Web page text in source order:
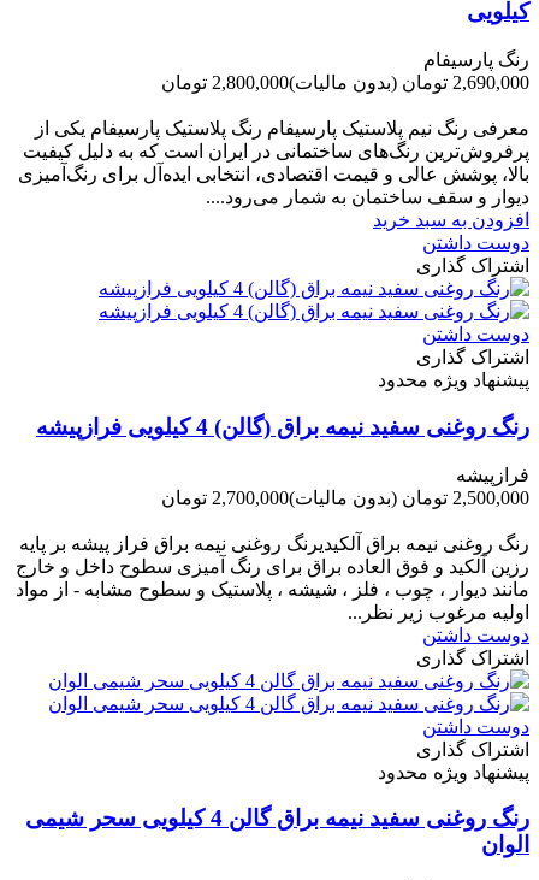
کیلویی
رنگ پارسیفام
2,690,000 تومان
(بدون مالیات)2,800,000 تومان
معرفی رنگ نیم پلاستیک پارسیفام رنگ پلاستیک پارسیفام یکی از
پرفروش‌ترین رنگ‌های ساختمانی در ایران است که به دلیل کیفیت
بالا، پوشش عالی و قیمت اقتصادی، انتخابی ایده‌آل برای رنگ‌آمیزی
دیوار و سقف ساختمان به شمار می‌رود....
افزودن به سبد خرید
دوست داشتن
اشتراک گذاری
دوست داشتن
اشتراک گذاری
پیشنهاد ویژه محدود
رنگ روغنی سفید نیمه براق (گالن) 4 کیلویی فرازپیشه
فرازپیشه
2,500,000 تومان
(بدون مالیات)2,700,000 تومان
رنگ روغنی نیمه براق آلکیدیرنگ روغنی نیمه براق فراز پیشه بر پایه
رزین آلکید و فوق العاده براق برای رنگ آمیزی سطوح داخل و خارج
مانند دیوار ، چوب ، فلز ، شیشه ، پلاستیک و سطوح مشابه - از مواد
اولیه مرغوب زیر نظر...
دوست داشتن
اشتراک گذاری
دوست داشتن
اشتراک گذاری
پیشنهاد ویژه محدود
رنگ روغنی سفید نیمه براق گالن 4 کیلویی سحر شیمی
الوان